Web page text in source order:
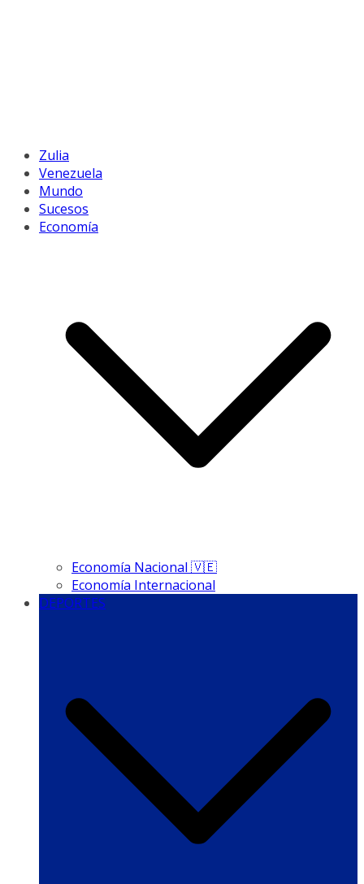
Zulia
Venezuela
Mundo
Sucesos
Economía
Economía Nacional 🇻🇪
Economía Internacional
DEPORTES